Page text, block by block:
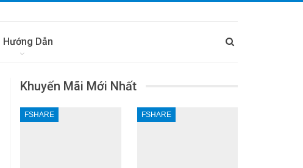
Hướng Dẫn
Khuyến Mãi Mới Nhất
FSHARE FSHARE